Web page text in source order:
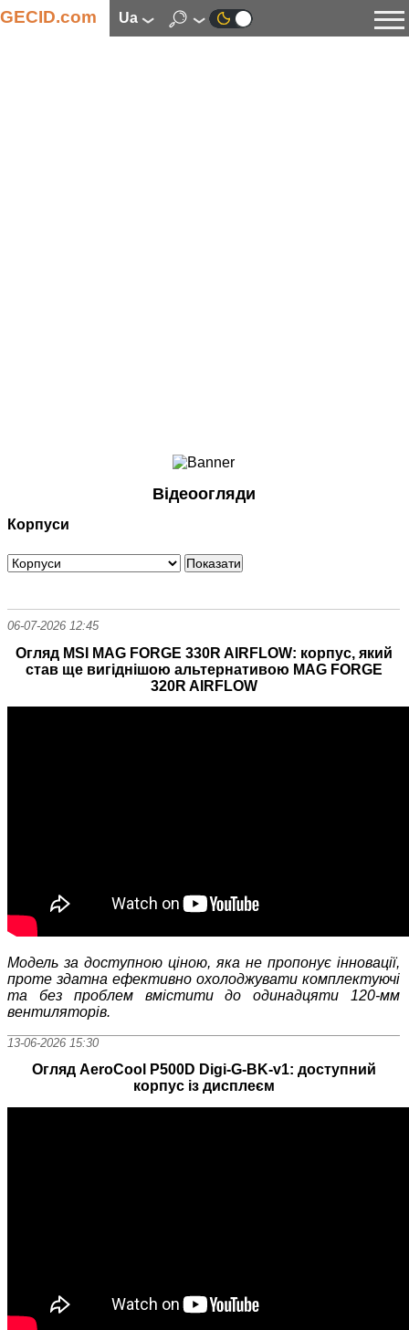
GECID.com ua
Смартфони
Периферія
Програмне забезпечення
Відеоогляди
Корпуси
06-07-2026 12:45
Огляд MSI MAG FORGE 330R AIRFLOW: корпус, який
став ще вигіднішою альтернативою MAG FORGE
320R AIRFLOW
Модель за доступною ціною, яка не пропонує інновації,
проте здатна ефективно охолоджувати комплектуючі
та без проблем вмістити до одинадцяти 120-мм
вентиляторів.
13-06-2026 15:30
Огляд AeroCool P500D Digi-G-BK-v1: доступний
корпус із дисплеєм